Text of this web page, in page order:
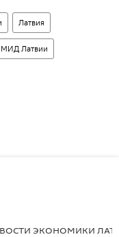
Латвия
МИД Латвии
ЭКОНОМИКИ